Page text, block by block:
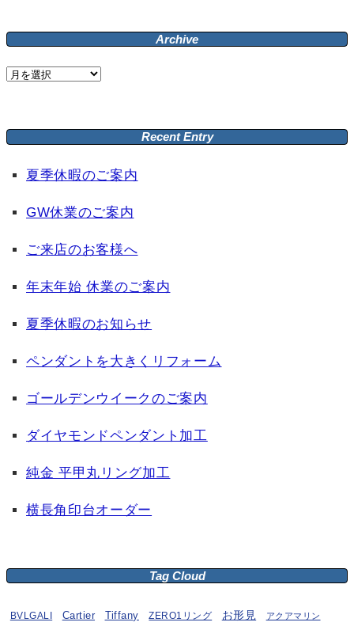
Archive
Archive
Recent Entry
夏季休暇のご案内
GW休業のご案内
ご来店のお客様へ
年末年始 休業のご案内
夏季休暇のお知らせ
ペンダントを大きくリフォーム
ゴールデンウイークのご案内
ダイヤモンドペンダント加工
純金 平甲丸リング加工
横長角印台オーダー
Tag Cloud
BVLGALI Cartier Tiffany ZERO1リング お形見 アクアマリン